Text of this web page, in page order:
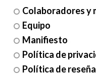
Colaboradores y
Equipo
Manifiesto
Política de
Política de